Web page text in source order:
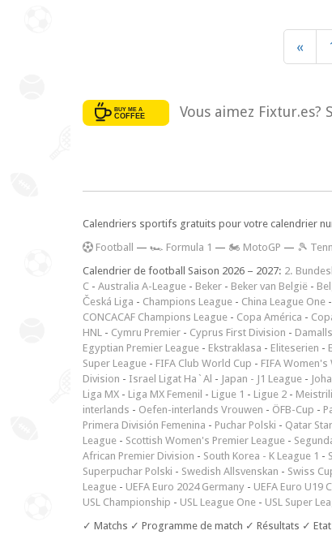
«
Vous aimez
Calendriers sportifs gratuits pour votre calendrier
Football — 🏎️ Formula 1 — 🏍 MotoGP — 🎾
Calendrier de football Saison 2026 – 2027: 2.
C - Australia A-League - Beker - Beker van België -
Česká Liga - Champions League - China League One -
CONCACAF Champions League - Copa América -
HNL - Cymru Premier - Cyprus First Division -
Egyptian Premier League - Ekstraklasa - Eliteserien -
Super League - FIFA Club World Cup - FIFA Women's
Division - Israel Ligat Ha`Al - Japan - J1 League -
Liga MX - Liga MX Femenil - Ligue 1 - Ligue 2 -
interlands - Oefen-interlands Vrouwen - ÖFB-Cup -
Primera División Femenina - Puchar Polski - Qatar
League - Scottish Women's Premier League -
African Premier Division - South Korea - K League 1 -
Superpuchar Polski - Swedish Allsvenskan - Swiss
League - UEFA Euro 2024 Germany - UEFA Euro U19
USL Championship - USL League One - USL Super
✓ Matchs ✓ Programme de match ✓ Résultats ✓ Etat